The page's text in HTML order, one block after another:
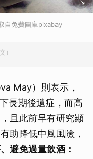
自免費圖庫pixabay
）
May）則表示，
長期後遺症，而高
且此前早有研究顯
助降低中風風險，
避免過量飲酒：